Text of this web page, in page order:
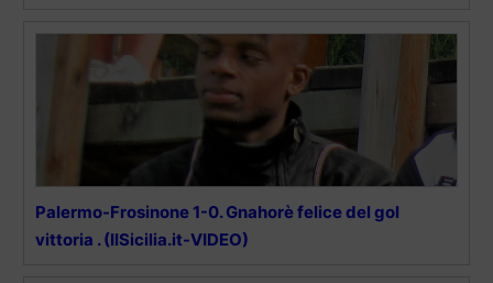
Palermo-Frosinone 1-0. Gnahorè felice del gol
vittoria . (IlSicilia.it-VIDEO)